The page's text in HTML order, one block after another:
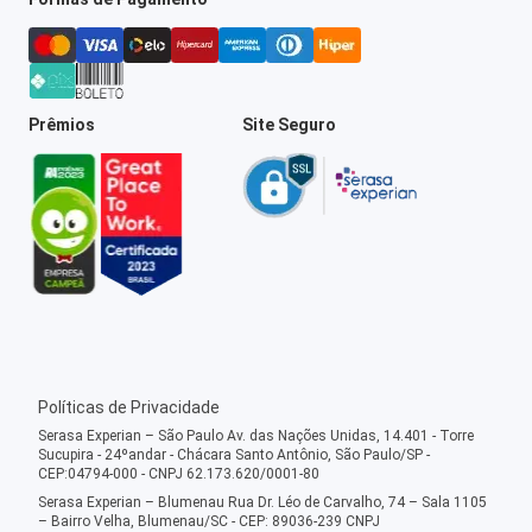
Prêmios Site Seguro
Políticas de Privacidade
Serasa Experian – São Paulo Av. das Nações Unidas, 14.401 - Torre
Sucupira - 24ºandar - Chácara Santo Antônio, São Paulo/SP -
CEP:04794-000 - CNPJ 62.173.620/0001-80
Serasa Experian – Blumenau Rua Dr. Léo de Carvalho, 74 – Sala 1105
– Bairro Velha, Blumenau/SC - CEP: 89036-239 CNPJ